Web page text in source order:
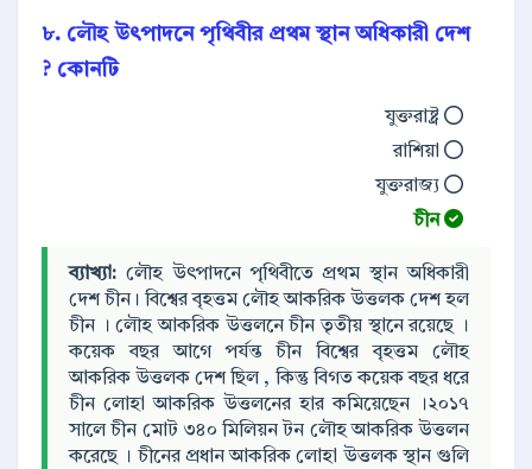
৮. লৌহ উৎপাদনে পৃথিবীর প্রথম স্থান অধিকারী দেশ
কোনটি ?
চীন
ব্যাখ্যা: লৌহ উৎপাদনে পৃথিবীতে প্রথম স্থান অধিকারী
দেশ চীন। বিশ্বের বৃহত্তম লৌহ আকরিক উত্তলক দেশ হল
চীন । লৌহ আকরিক উত্তলনে চীন তৃতীয় স্থানে রয়েছে ।
কয়েক বছর আগে পর্যন্ত চীন বিশ্বের বৃহত্তম লৌহ
আকরিক উত্তলক দেশ ছিল , কিন্তু বিগত কয়েক বছর ধরে
চীন লােহা আকরিক উত্তলনের হার কমিয়েছেন ।২০১৭
সালে চীন মোট ৩৪০ মিলিয়ন টন লৌহ আকরিক উত্তলন
করেছে । চীনের প্রধান আকরিক লােহা উত্তলক স্থান গুলি